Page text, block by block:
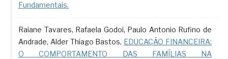
Fundamentais.
Raiane Tavares, Rafaela Godoi, Paulo Antonio Rufino de
Andrade, Alder Thiago Bastos, EDUCAÇÃO FINANCEIRA:
O COMPORTAMENTO DAS FAMÍLIAS NA